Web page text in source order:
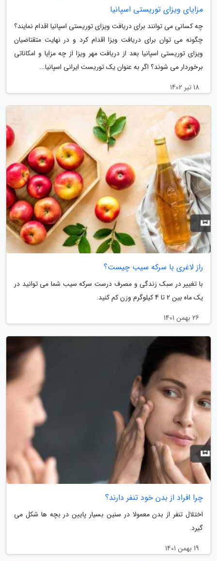
مزایای ویزای توریستی اسپانیا
چه کسانی می توانند برای دریافت ویزای توریستی اسپانیا اقدام نمایند؟
چگونه می توان برای دریافت ویزا اقدام کرد و در نهایت متقتاضیان
ویزای توریستی اسپانیا بعد از دریافت مهر ویزا از چه مزایا و امکاناتی
برخوردار می شوند؟ اگر به عنوان یک توریست ایرانی اسپانیا...
18 تیر 1402
راز لاغری با سرکه سیب چیست؟
با تغییر در سبک زندگی و مصرف درست سرکه سیب شما می توانید در
یک ماه بین 2 تا 4 کیلوگرم وزن کم کنید.
26 بهمن 1401
چرا افراد از بدن خود تنفر دارند؟
اختلال تنفر از بدن معمولا در سنین بسیار پایین در بچه ها شکل می
گیرد.
19 بهمن 1401